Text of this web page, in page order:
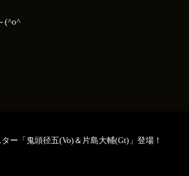
ゞ
ー「鬼頭径五(Vo)＆片島大輔(Gt)」登場！